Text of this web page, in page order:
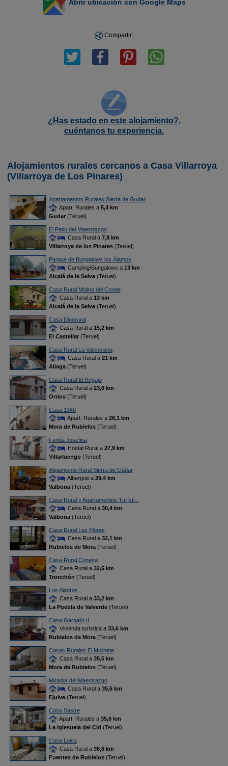
Abrir ubicación con Google Maps
Compartir:
¿Has estado en este alojamiento?,
cuéntanos tu experiencia.
Alojamientos rurales cercanos a Casa Villarroya
(Villarroya de Los Pinares)
Apartamentos Rurales Sierra de Gudar
Apart. Rurales a 5,4 km
Gudar(Teruel)
El Patio del Maestrazgo
Casa Rural a 7,8 km
Villarroya de los Pinares(Teruel)
Parque de Bungalows los Álamos
Camping/Bungalows a 13 km
Alcalá de la Selva(Teruel)
Casa Rural Molino del Conde
Casa Rural a 13 km
Alcalá de la Selva(Teruel)
Casa Dinorural
Casa Rural a 15,2 km
El Castellar(Teruel)
Casa Rural La Valenciana
Casa Rural a 21 km
Aliaga(Teruel)
Casa Rural El Regajo
Casa Rural a 23,6 km
Orrios(Teruel)
Casa 1340
Apart. Rurales a 26,1 km
Mora de Rubielos(Teruel)
Fonda Josefina
Hostal Rural a 27,9 km
Villarluengo(Teruel)
Alojamiento Rural Sierra de Gúdar
Albergue a 29,4 km
Valbona(Teruel)
Casa Rural y Apartamentos Turísti...
Casa Rural a 30,4 km
Valbona(Teruel)
Casa Rural Las Flores
Casa Rural a 32,1 km
Rubielos de Mora(Teruel)
Casa Rural Conesa
Casa Rural a 32,5 km
Tronchón (Teruel)
Los Aladros
Casa Rural a 33,2 km
La Puebla de Valverde(Teruel)
Casa Gargallo II
Vivienda turística a 33,6 km
Rubielos de Mora(Teruel)
Casas Rurales El Molinete
Casa Rural a 35,5 km
Mora de Rubielos(Teruel)
Mirador del Maestrazgo
Casa Rural a 35,6 km
Ejulve(Teruel)
Casa Sastre
Apart. Rurales a 35,6 km
La Iglesuela del Cid (Teruel)
Casa Luisa
Casa Rural a 36,8 km
Fuentes de Rubielos(Teruel)